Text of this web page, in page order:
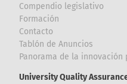
Compendio legislativo
Formación
Contacto
Tablón de Anuncios
Panorama de la
University Quality